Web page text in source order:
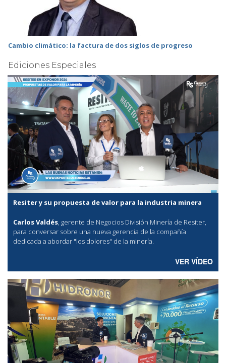
Cambio climático: la factura de dos siglos de progreso
Ediciones Especiales
Resiter y su propuesta de valor para la industria minera
Carlos Valdés, gerente de Negocios División Minería de Resiter,
para conversar sobre una nueva gerencia de la compañía
dedicada a abordar "los dolores" de la minería.
VER VÍDEO